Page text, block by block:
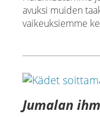
avuksi muiden
vaikeuksiemme
Jumalan